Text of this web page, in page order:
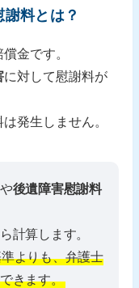
料とは？
金です。
に対して慰謝料が
発生しません。
や後遺障害慰謝料
計算します。
よりも、弁護士
きます。